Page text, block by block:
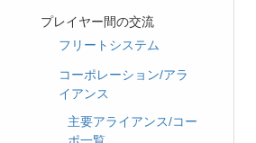
プレイヤー間の交流
フリートシステム
コーポレーション/アラ
イアンス
主要アライアンス/コー